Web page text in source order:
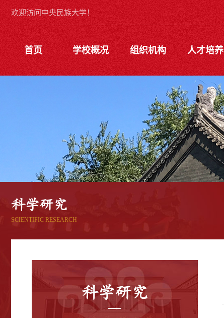
欢迎访问中央民族大学！
首页 学校概况 组织机构 人才培养
科学研究
SCIENTIFIC RESEARCH
科学研究